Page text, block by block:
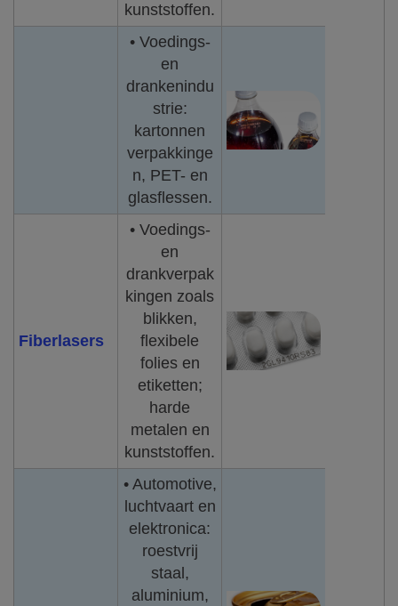
kunststoffen.
• Voedings-
en
drankenindu
strie:
kartonnen
verpakkinge
n, PET- en
glasflessen.
Fiberlasers
• Voedings-
en
drankverpak
kingen zoals
blikken,
flexibele
folies en
etiketten;
harde
metalen en
kunststoffen.
• Automotive,
luchtvaart en
elektronica:
roestvrij
staal,
aluminium,